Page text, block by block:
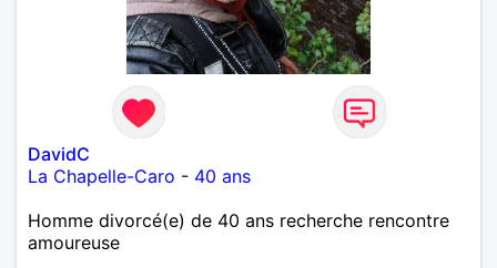
DavidC
La Chapelle-Caro - 40 ans
Homme divorcé(e) de 40 ans recherche rencontre
amoureuse